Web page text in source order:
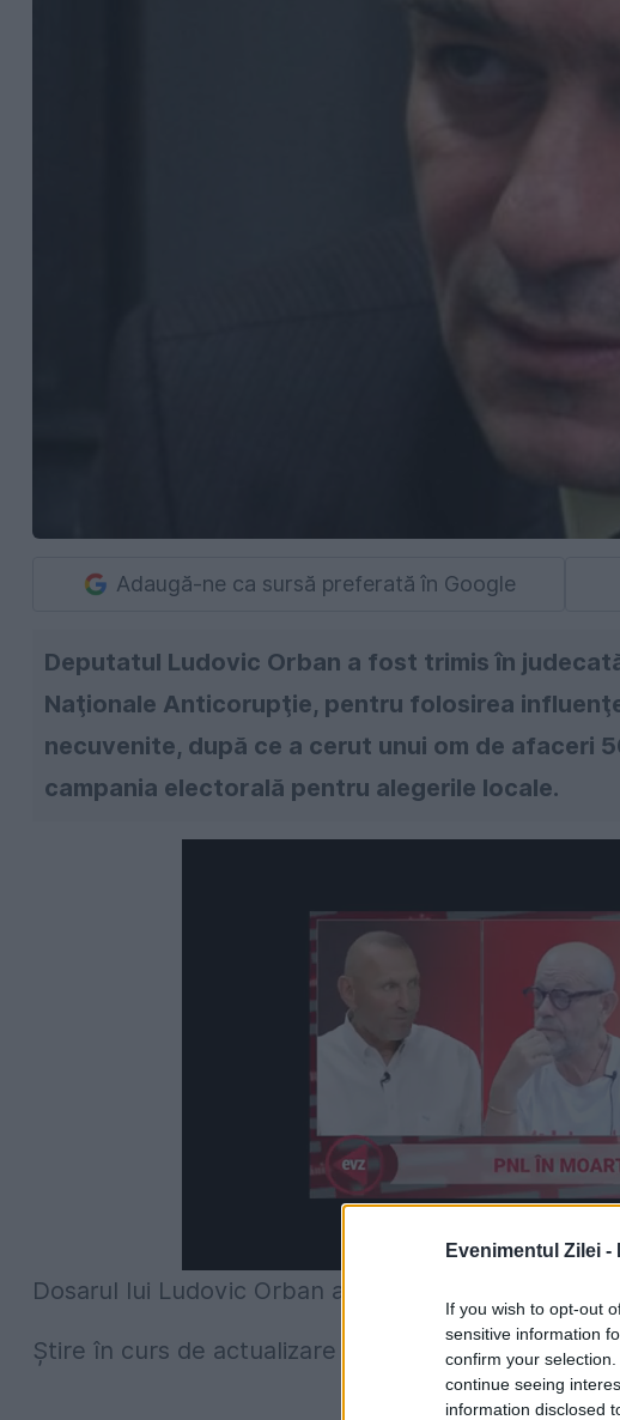
Evenimentul Zilei -
If you wish to opt-out
sensitive information
confirm your
continue seeing
information disclosed
Adaugă-ne ca sursă preferată în Google
Deputatul Ludovic Orban a fost trimis în
Naţionale Anticorupţie, pentru folosirea
necuvenite, după ce a cerut unui om de afaceri
campania electorală pentru alegerile locale.
Dosarul lui Ludovic Orban a fost trimis spre
Ştire în curs de actualizare